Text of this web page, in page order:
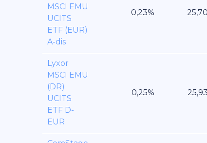
MSCI EMU
UCITS
ETF (EUR)
A-dis
Lyxor
MSCI EMU
(DR)
UCITS
ETF D-
EUR